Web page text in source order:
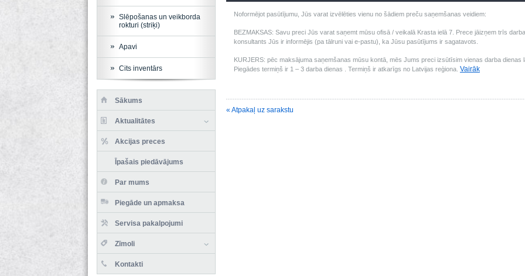
Noformējot pasūtījumu, Jūs varat izvēlēties vienu no šādiem preču saņemšanas veidiem:
BEZMAKSAS: Savu preci Jūs varat saņemt mūsu ofisā / veikalā Krasta ielā 7. Prece jāizņem trīs
konsultants Jūs ir informējis (pa tālruni vai e-pastu), ka Jūsu pasūtījums ir sagatavots.
KURJERS: pēc maksājuma saņemšanas mūsu kontā, mēs Jums preci izsūtīsim vienas darba
Piegādes termiņš ir 1 – 3 darba dienas . Termiņš ir atkarīgs no Latvijas reģiona. Vairāk
« Atpakaļ uz sarakstu
Slēpošanas un veikborda
rokturi (striķi)
Apavi
Cits inventārs
Sākums
Aktualitātes
Akcijas preces
Īpašais piedāvājums
Par mums
Piegāde un apmaksa
Servisa pakalpojumi
Zīmoli
Kontakti